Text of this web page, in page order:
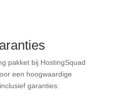
pakket bij HostingSquad
een hoogwaardige
garanties: